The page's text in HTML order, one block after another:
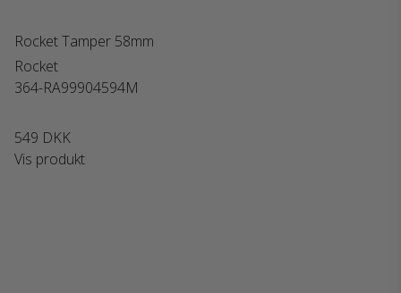
Rocket Tamper 58mm
Rocket
364-RA99904594M
549 DKK
Vis produkt